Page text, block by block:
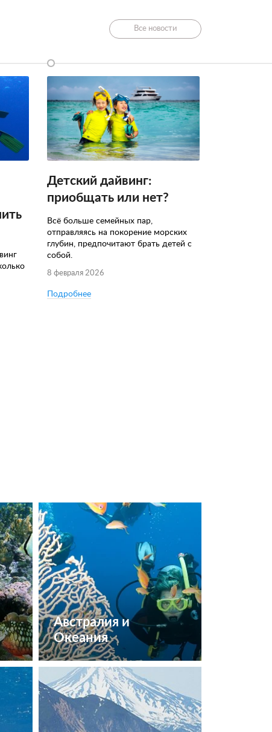
Все новости
Детский дайвинг:
приобщать или нет?
Всё больше семейных пар,
отправляясь на покорение морских
глубин, предпочитают брать детей с
собой.
8 февраля 2026
Подробнее
Австралия и
Океания
Посмотреть туры